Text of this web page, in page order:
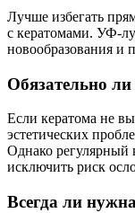
Лучше избегать
с кератомами. УФ-
новообразования и
Обязательно
Если кератома не
эстетических
Однако регулярный
исключить риск
Всегда ли